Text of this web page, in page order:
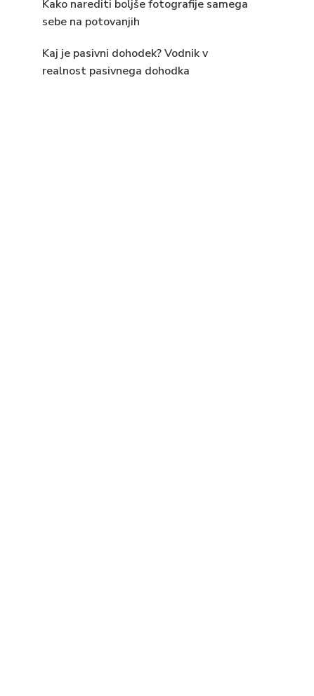
Kako narediti boljše fotografije samega
sebe na potovanjih
Kaj je pasivni dohodek? Vodnik v
realnost pasivnega dohodka